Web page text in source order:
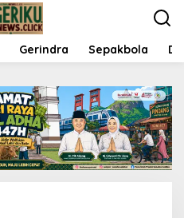
Gerindra Sepakbola